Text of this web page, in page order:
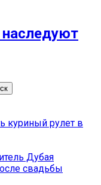
куриный рулет в
Дубая
свадьбы